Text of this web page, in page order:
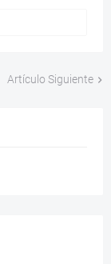
Artículo Siguiente